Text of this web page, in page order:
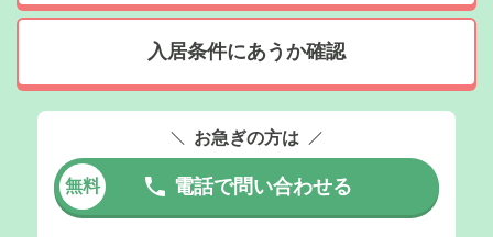
入居条件にあうか確認
お急ぎの方は
無料 電話で問い合わせる